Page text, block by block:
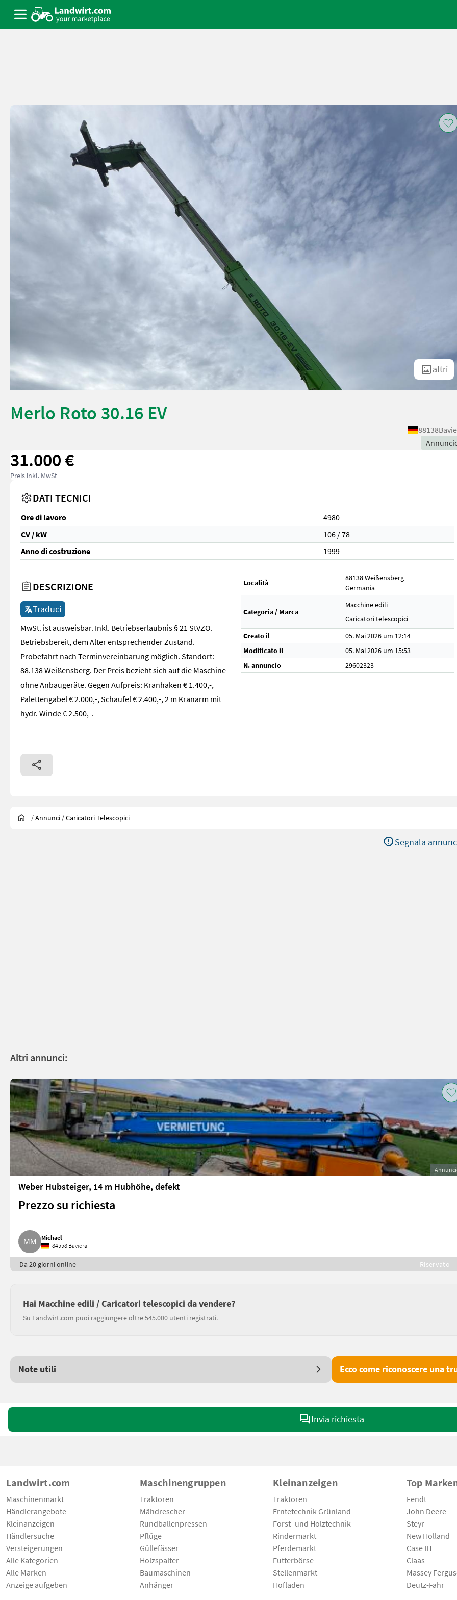
altri
Merlo Roto 30.16 EV
88138
31.000 €
Preis inkl. MwSt
DATI TECNICI
Ore di lavoro
4980
CV / kW
106 / 78
Anno di costruzione
1999
DESCRIZIONE
Traduci
MwSt. ist ausweisbar. Inkl. Betriebserlaubnis § 21 StVZO.
Betriebsbereit, dem Alter entsprechender Zustand.
Probefahrt nach Terminvereinbarung möglich. Standort:
88.138 Weißensberg. Der Preis bezieht sich auf die Maschine
ohne Anbaugeräte. Gegen Aufpreis: Kranhaken € 1.400,-,
Palettengabel € 2.000,-, Schaufel € 2.400,-, 2 m Kranarm mit
hydr. Winde € 2.500,-.
Località
88138 Weißensberg
Germania
Categoria / Marca
Macchine edili
Caricatori telescopici
Creato il
05. Mai 2026 um 12:14
Modificato il
05. Mai 2026 um 15:53
N. annuncio
29602323
/Annunci /Caricatori Telescopici
Segnala
Altri annunci:
Weber Hubsteiger, 14 m Hubhöhe, defekt
Prezzo su richiesta
Michael
84558 Baviera
Da 20 giorni online Riservato
Hai Macchine edili / Caricatori telescopici da vendere?
Su Landwirt.com puoi raggiungere oltre 545.000 utenti registrati.
Note utili Ecco come riconoscere una
Invia richiesta
Landwirt.com
Maschinenmarkt
Händlerangebote
Kleinanzeigen
Händlersuche
Versteigerungen
Alle Kategorien
Alle Marken
Anzeige aufgeben
Maschinengruppen
Traktoren
Mähdrescher
Rundballenpressen
Pflüge
Güllefässer
Holzspalter
Baumaschinen
Anhänger
Kleinanzeigen
Traktoren
Erntetechnik Grünland
Forst- und Holztechnik
Rindermarkt
Pferdemarkt
Futterbörse
Stellenmarkt
Hofladen
Top
Fendt
John Deere
Steyr
New Holland
Case IH
Claas
Massey
Deutz-Fahr